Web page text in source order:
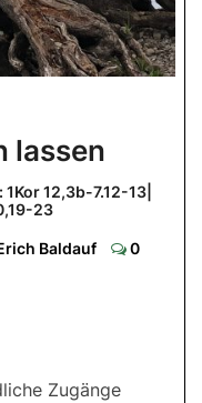
lassen
12,3b-7.12-13|
23
Baldauf
0
Zugänge